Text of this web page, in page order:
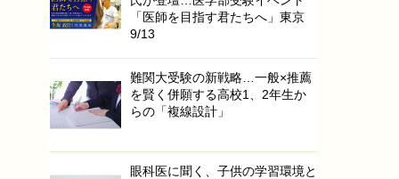
「医師を目指す君たちへ」東京
9/13
難関大受験の新戦略…一般×推薦
を賢く併願する高校1、2年生か
らの「複線設計」
眼科医に聞く、子供の学習環境と